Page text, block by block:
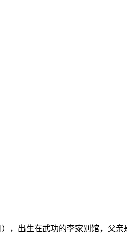
，出生在武功的李家别馆，父